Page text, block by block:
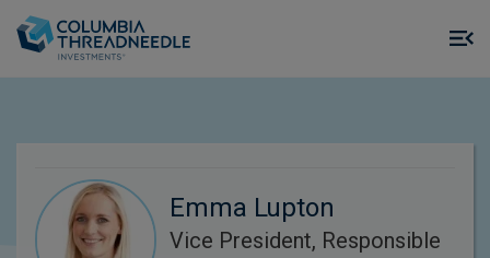
Emma Lupton
Vice President, Responsible